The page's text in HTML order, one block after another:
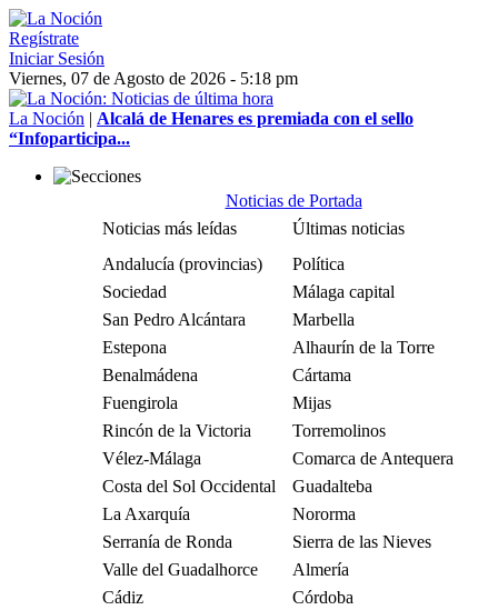
Regístrate
Iniciar Sesión
Viernes, 07 de Agosto de 2026 - 5:18 pm
La Noción | Alcalá de Henares es premiada con el sello
“Infoparticipa...
Noticias de Portada
Noticias más leídas
Últimas noticias
Andalucía (provincias)
Política
Sociedad
Málaga capital
San Pedro Alcántara
Marbella
Estepona
Alhaurín de la Torre
Benalmádena
Cártama
Fuengirola
Mijas
Rincón de la Victoria
Torremolinos
Vélez-Málaga
Comarca de Antequera
Costa del Sol Occidental
Guadalteba
La Axarquía
Nororma
Serranía de Ronda
Sierra de las Nieves
Valle del Guadalhorce
Almería
Cádiz
Córdoba